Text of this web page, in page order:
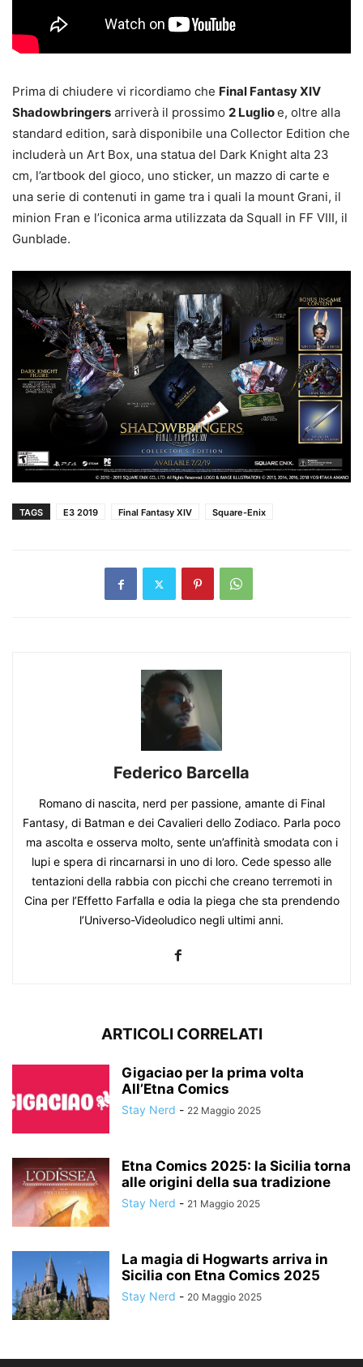
Prima di chiudere vi ricordiamo che Final Fantasy XIV
Shadowbringers arriverà il prossimo 2 Luglioe, oltre alla
standard edition, sarà disponibile una Collector Edition che
includerà un Art Box, una statua del Dark Knight alta 23
cm, l’artbook del gioco, uno sticker, un mazzo di carte e
una serie di contenuti in game tra i quali la mount Grani, il
minion Fran e l’iconica arma utilizzata da Squall in FF VIII, il
Gunblade.
TAGS E3 2019 Final Fantasy XIV Square-Enix
Federico Barcella
Romano di nascita, nerd per passione, amante di Final
Fantasy, di Batman e dei Cavalieri dello Zodiaco. Parla poco
ma ascolta e osserva molto, sente un’affinità smodata con i
lupi e spera di rincarnarsi in uno di loro. Cede spesso alle
tentazioni della rabbia con picchi che creano terremoti in
Cina per l’Effetto Farfalla e odia la piega che sta prendendo
l’Universo-Videoludico negli ultimi anni.
ARTICOLI CORRELATI
Gigaciao per la prima volta
All’Etna Comics
Stay Nerd - 22 Maggio 2025
Etna Comics 2025: la Sicilia torna
alle origini della sua tradizione
Stay Nerd - 21 Maggio 2025
La magia di Hogwarts arriva in
Sicilia con Etna Comics 2025
Stay Nerd - 20 Maggio 2025